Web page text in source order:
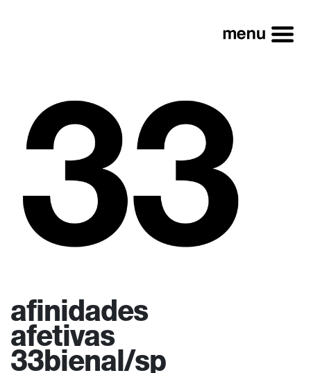
afinidades
afetivas
33bienal/sp